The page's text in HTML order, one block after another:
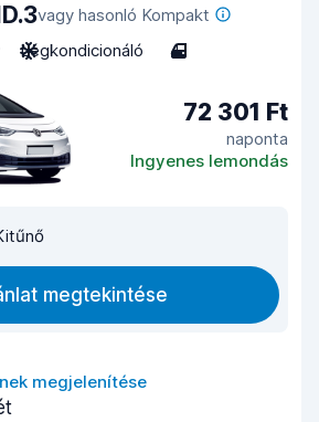
vagy hasonló Kompakt
Légkondicionáló 4
72 301 Ft
naponta
Ingyenes lemondás
megtekintése
megjelenítése